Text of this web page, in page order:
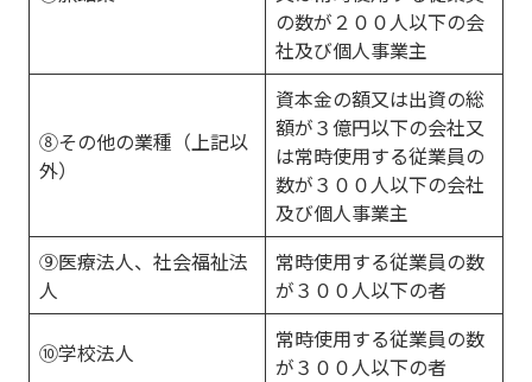
の数が２００人以下の会
社及び個人事業主
⑧その他の業種（上記以
外）
資本金の額又は出資の総
額が３億円以下の会社又
は常時使用する従業員の
数が３００人以下の会社
及び個人事業主
⑨医療法人、社会福祉法
人
常時使用する従業員の数
が３００人以下の者
⑩学校法人
常時使用する従業員の数
が３００人以下の者